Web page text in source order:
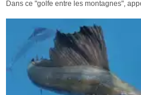
Dans ce "golfe entre les montagnes",